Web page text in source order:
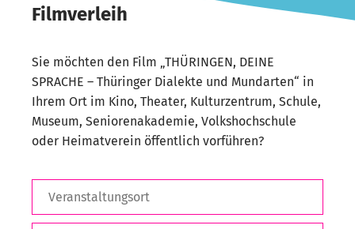
Filmverleih
Sie möchten den Film „THÜRINGEN, DEINE
SPRACHE – Thüringer Dialekte und Mundarten“ in
Ihrem Ort im Kino, Theater, Kulturzentrum, Schule,
Museum, Seniorenakademie, Volkshochschule
oder Heimatverein öffentlich vorführen?